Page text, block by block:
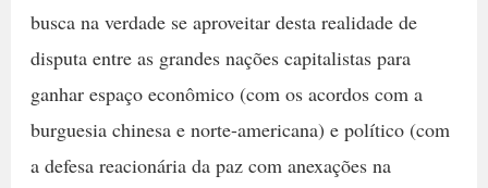
busca na verdade se aproveitar desta realidade de
disputa entre as grandes nações capitalistas para
ganhar espaço econômico (com os acordos com a
burguesia chinesa e norte-americana) e político (com
a defesa reacionária da paz com anexações na